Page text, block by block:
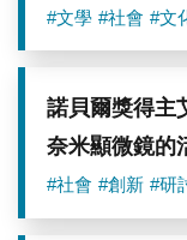
#文學 #社會 #文
諾貝爾獎得主
奈米顯微鏡的
#社會 #創新 #研